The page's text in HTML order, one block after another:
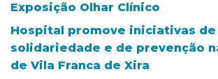
Exposição Olhar Clínico
Hospital promove iniciativas de
solidariedade e de prevenção
de Vila Franca de Xira